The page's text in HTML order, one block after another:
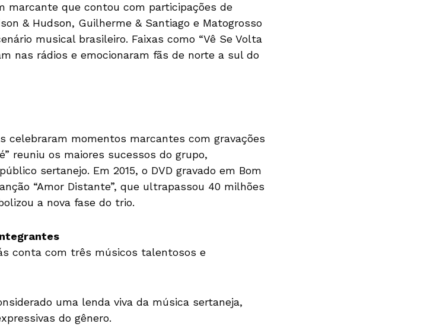
marcante que contou com participações de
& Hudson, Guilherme & Santiago e Matogrosso
musical brasileiro. Faixas como “Vê Se Volta
nas rádios e emocionaram fãs de norte a sul do
celebraram momentos marcantes com gravações
reuniu os maiores sucessos do grupo,
sertanejo. Em 2015, o DVD gravado em Bom
“Amor Distante”, que ultrapassou 40 milhões
a nova fase do trio.
conta com três músicos talentosos e
uma lenda viva da música sertaneja,
do gênero.